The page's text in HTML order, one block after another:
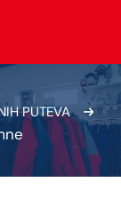
PUTEVA